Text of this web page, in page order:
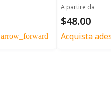
arrow_forward
A partire da
$48.00
Acquista